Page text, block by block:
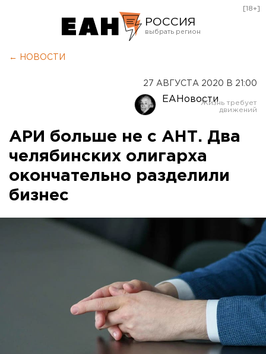
РОССИЯ
Оренбург
[18+]
← НОВОСТИ
27 АВГУСТА 2020 В 21:00
ЕАНовости
АРИ больше не с АНТ. Два
челябинских олигарха
окончательно разделили
бизнес